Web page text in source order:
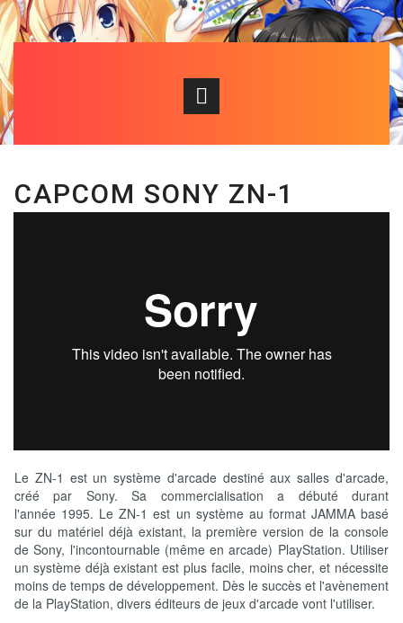
CAPCOM SONY ZN-1
Le ZN-1 est un système d'arcade destiné aux salles d'arcade,
créé par Sony. Sa commercialisation a débuté durant
l'année 1995. Le ZN-1 est un système au format JAMMA basé
sur du matériel déjà existant, la première version de la console
de Sony, l'incontournable (même en arcade) PlayStation. Utiliser
un système déjà existant est plus facile, moins cher, et nécessite
moins de temps de développement. Dès le succès et l'avènement
de la PlayStation, divers éditeurs de jeux d'arcade vont l'utiliser.